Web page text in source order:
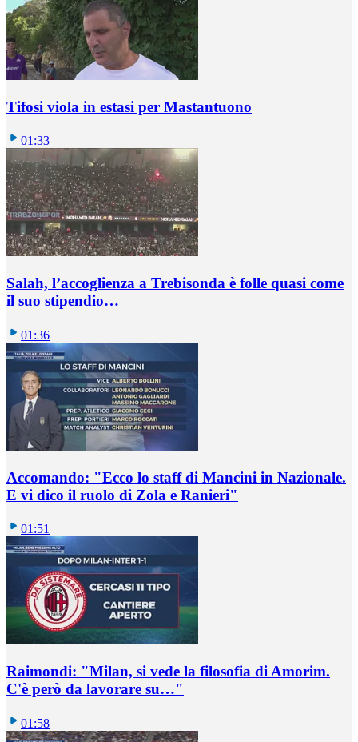
Tifosi viola in estasi per Mastantuono
01:33
Salah, l’accoglienza a Trebisonda è folle quasi come
il suo stipendio…
01:36
Accomando: "Ecco lo staff di Mancini in Nazionale.
E vi dico il ruolo di Zola e Ranieri"
01:51
Raimondi: "Milan, si vede la filosofia di Amorim.
C'è però da lavorare su…"
01:58